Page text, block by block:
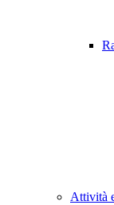
Attività